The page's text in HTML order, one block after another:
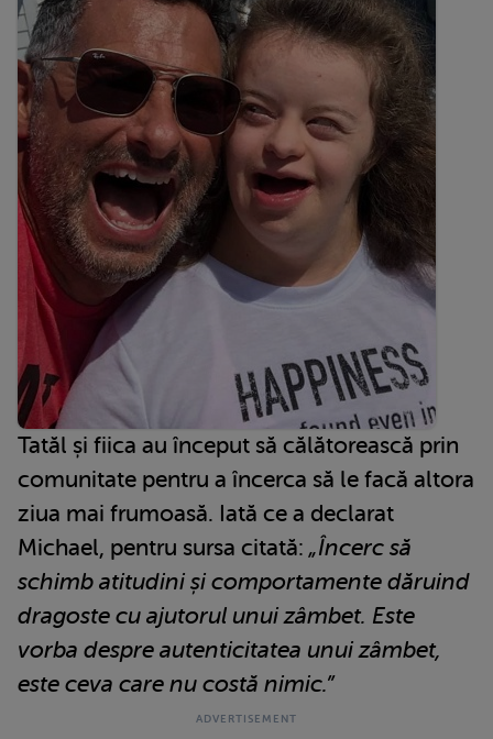
Tatăl și fiica au început să călătorească prin
comunitate pentru a încerca să le facă altora
ziua mai frumoasă. Iată ce a declarat
Michael, pentru sursa citată: „Încerc să
schimb atitudini și comportamente dăruind
dragoste cu ajutorul unui zâmbet. Este
vorba despre autenticitatea unui zâmbet,
este ceva care nu costă nimic.”